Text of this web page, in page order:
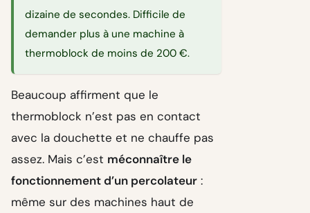
dizaine de secondes. Difficile de
demander plus à une machine à
thermoblock de moins de 200 €.
Beaucoup affirment que le
thermoblock n’est pas en contact
avec la douchette et ne chauffe pas
assez. Mais c’est méconnaître le
fonctionnement d’un percolateur :
même sur des machines haut de